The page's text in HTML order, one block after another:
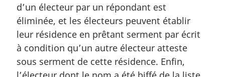
d’un électeur par un répondant est
éliminée, et les électeurs peuvent établir
leur résidence en prêtant serment par écrit
à condition qu’un autre électeur atteste
sous serment de cette résidence. Enfin,